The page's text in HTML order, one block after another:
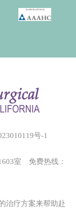
号-1
室 免费热线：
治疗方案来帮助赴